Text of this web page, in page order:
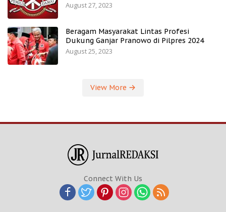
August 27, 2023
Beragam Masyarakat Lintas Profesi
Dukung Ganjar Pranowo di Pilpres 2024
August 25, 2023
View More
Connect With Us